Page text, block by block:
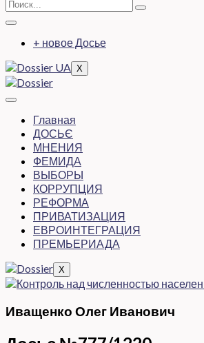
+ новое Досье
X
Главная
ДОСЬЄ
МНЕНИЯ
ФЕМИДА
ВЫБОРЫ
КОРРУПЦИЯ
РЕФОРМА
ПРИВАТИЗАЦИЯ
ЕВРОИНТЕГРАЦИЯ
ПРЕМЬЕРИАДА
X
Иващенко Олег Иванович